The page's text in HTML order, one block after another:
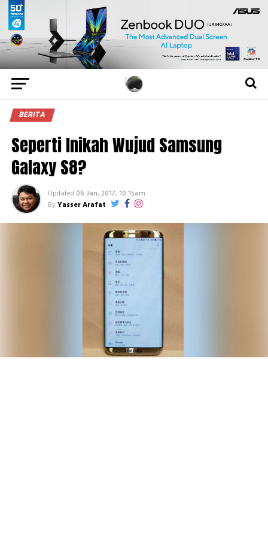
BERITA
Seperti Inikah Wujud Samsung
Galaxy S8?
Updated 06 Jan, 2017, 10:15am
ByYasser Arafat